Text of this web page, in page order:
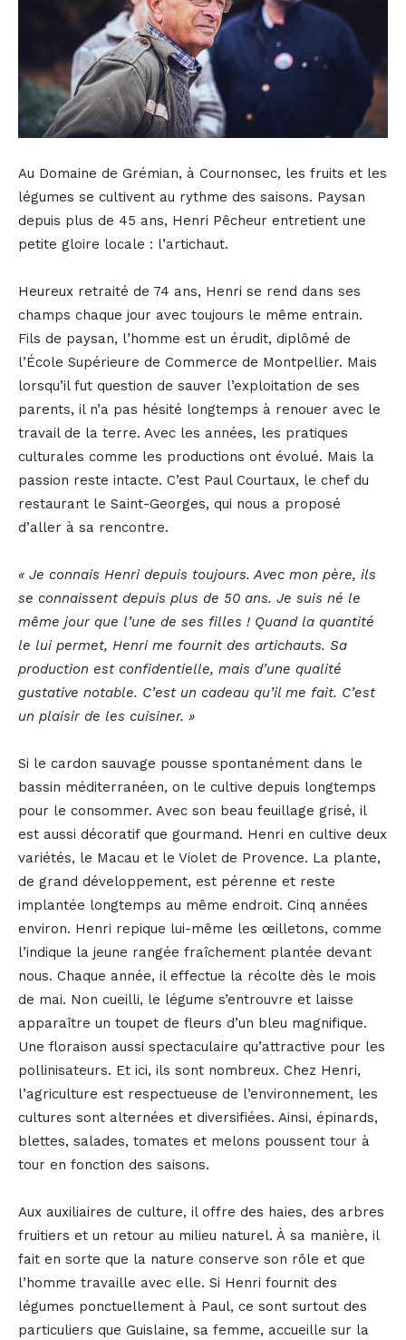
Au Domaine de Grémian, à Cournonsec, les fruits et les
légumes se cultivent au rythme des saisons. Paysan
depuis plus de 45 ans, Henri Pêcheur entretient une
petite gloire locale : l’artichaut.
Heureux retraité de 74 ans, Henri se rend dans ses
champs chaque jour avec toujours le même entrain.
Fils de paysan, l’homme est un érudit, diplômé de
l’École Supérieure de Commerce de Montpellier. Mais
lorsqu’il fut question de sauver l’exploitation de ses
parents, il n’a pas hésité longtemps à renouer avec le
travail de la terre. Avec les années, les pratiques
culturales comme les productions ont évolué. Mais la
passion reste intacte. C’est Paul Courtaux, le chef du
restaurant le Saint-Georges, qui nous a proposé
d’aller à sa rencontre.
« Je connais Henri depuis toujours. Avec mon père, ils
se connaissent depuis plus de 50 ans. Je suis né le
même jour que l’une de ses filles ! Quand la quantité
le lui permet, Henri me fournit des artichauts. Sa
production est confidentielle, mais d’une qualité
gustative notable. C’est un cadeau qu’il me fait. C’est
un plaisir de les cuisiner. »
Si le cardon sauvage pousse spontanément dans le
bassin méditerranéen, on le cultive depuis longtemps
pour le consommer. Avec son beau feuillage grisé, il
est aussi décoratif que gourmand. Henri en cultive deux
variétés, le Macau et le Violet de Provence. La plante,
de grand développement, est pérenne et reste
implantée longtemps au même endroit. Cinq années
environ. Henri repique lui-même les œilletons, comme
l’indique la jeune rangée fraîchement plantée devant
nous. Chaque année, il effectue la récolte dès le mois
de mai. Non cueilli, le légume s’entrouvre et laisse
apparaître un toupet de fleurs d’un bleu magnifique.
Une floraison aussi spectaculaire qu’attractive pour les
pollinisateurs. Et ici, ils sont nombreux. Chez Henri,
l’agriculture est respectueuse de l’environnement, les
cultures sont alternées et diversifiées. Ainsi, épinards,
blettes, salades, tomates et melons poussent tour à
tour en fonction des saisons.
Aux auxiliaires de culture, il offre des haies, des arbres
fruitiers et un retour au milieu naturel. À sa manière, il
fait en sorte que la nature conserve son rôle et que
l’homme travaille avec elle. Si Henri fournit des
légumes ponctuellement à Paul, ce sont surtout des
particuliers que Guislaine, sa femme, accueille sur la